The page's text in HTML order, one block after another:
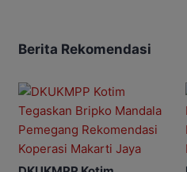
Berita Rekomendasi